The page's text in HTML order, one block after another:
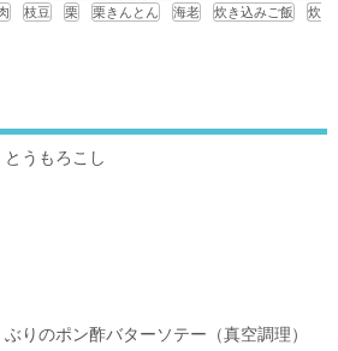
枝豆 栗 栗きんとん 海老 炊き込みご飯
炊
とうもろこし
ぶりのポン酢バターソテー（真空調理）